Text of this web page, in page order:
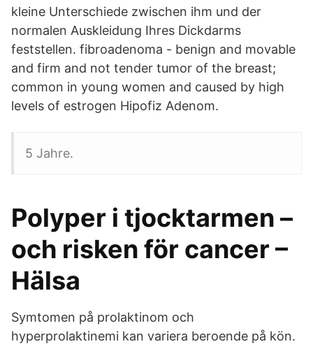
kleine Unterschiede zwischen ihm und der
normalen Auskleidung Ihres Dickdarms
feststellen. fibroadenoma - benign and movable
and firm and not tender tumor of the breast;
common in young women and caused by high
levels of estrogen Hipofiz Adenom.
5 Jahre.
Polyper i tjocktarmen –
och risken för cancer –
Hälsa
Symtomen på prolaktinom och
hyperprolaktinemi kan variera beroende på kön.